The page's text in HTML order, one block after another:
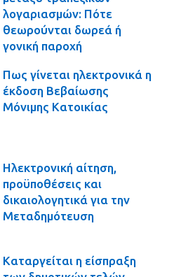
λογαριασμών: Πότε
θεωρούνται δωρεά ή
γονική παροχή
Πως γίνεται ηλεκτρονικά η
έκδοση Βεβαίωσης
Μόνιμης Κατοικίας
Ηλεκτρονική αίτηση,
προϋποθέσεις και
δικαιολογητικά για την
Μεταδημότευση
Καταργείται η είσπραξη